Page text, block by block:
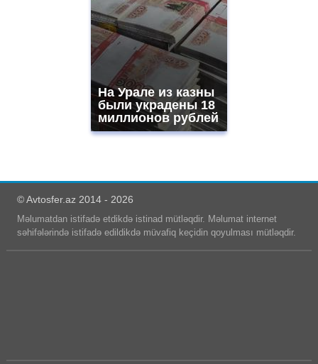
На Урале из казны
были украдены 18
миллионов рублей
© Avtosfer.az 2014 - 2026
Məlumatdan istifadə etdikdə istinad mütləqdir. Məlumat internet
səhifələrində istifadə edildikdə müvafiq keçidin qoyulması mütləqdir.